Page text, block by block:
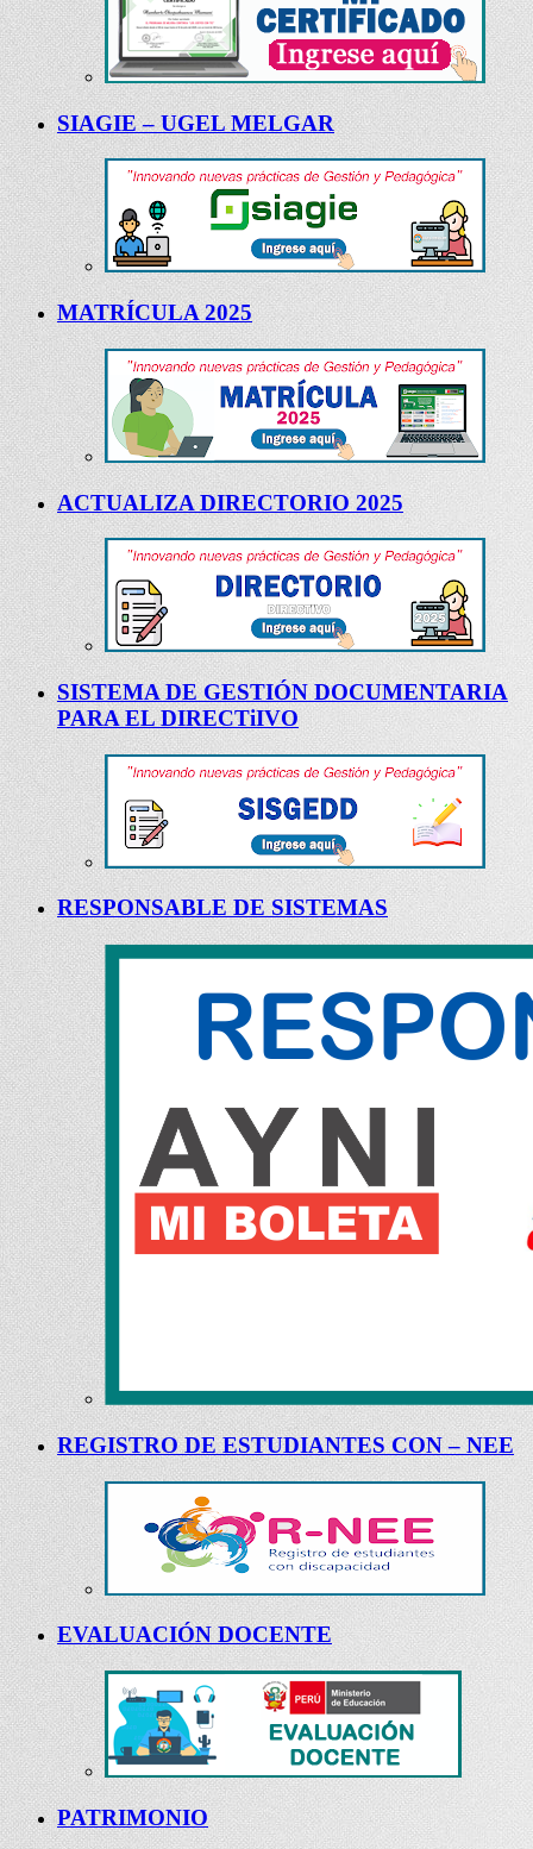
SIAGIE – UGEL MELGAR
MATRÍCULA 2025
ACTUALIZA DIRECTORIO 2025
SISTEMA DE GESTIÓN DOCUMENTARIA
PARA EL DIRECTiIVO
RESPONSABLE DE SISTEMAS
REGISTRO DE ESTUDIANTES CON – NEE
EVALUACIÓN DOCENTE
PATRIMONIO